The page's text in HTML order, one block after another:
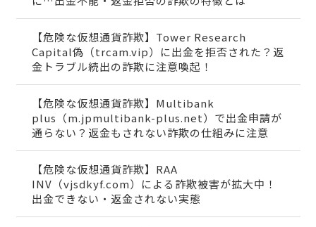
【危険な仮想通貨詐欺】Tower Research
Capital偽（trcam.vip）に出金を拒否された？返
金トラブル続出の詐欺に注意喚起！
【危険な仮想通貨詐欺】Multibank
plus（m.jpmultibank-plus.net）で出金申請が
通らない？返金もされない詐欺の仕組みに注意
【危険な仮想通貨詐欺】RAA
INV（vjsdkyf.com）による詐欺被害が拡大中！
出金できない・返金されない実態